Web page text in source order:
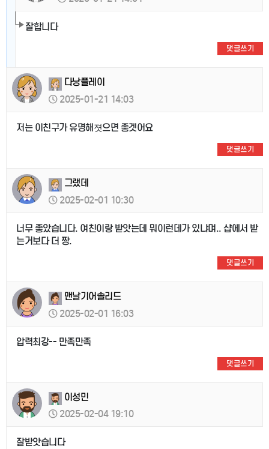
잘합니다
댓글쓰기
다낭플레이
2025-01-21 14:03
저는 이친구가 유명해졋으면 좋겟어요
댓글쓰기
그랬데
2025-02-01 10:30
너무 좋았습니다. 여친이랑 받앗는데 뭐이런데가 있냐며.. 샵에서 받
는거보다 더 짱.
댓글쓰기
맨날기어솔리드
2025-02-01 16:03
압력최강-- 만족만족
댓글쓰기
이성민
2025-02-04 19:10
잘받앗습니다